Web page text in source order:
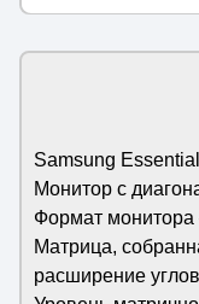
Samsung
Монитор с
Формат монитора
Матрица,
расширение